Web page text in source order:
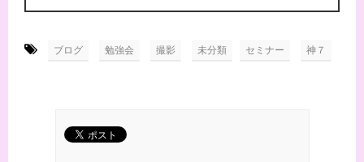
ブログ 勉強会 撮影 未分類 セミナー 神７